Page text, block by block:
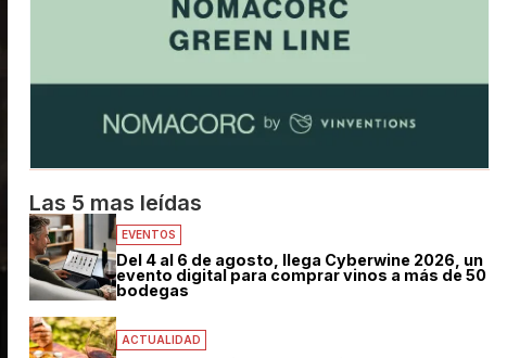
Las 5 mas leídas
EVENTOS
Del 4 al 6 de agosto, llega Cyberwine 2026, un
evento digital para comprar vinos a más de 50
bodegas
ACTUALIDAD